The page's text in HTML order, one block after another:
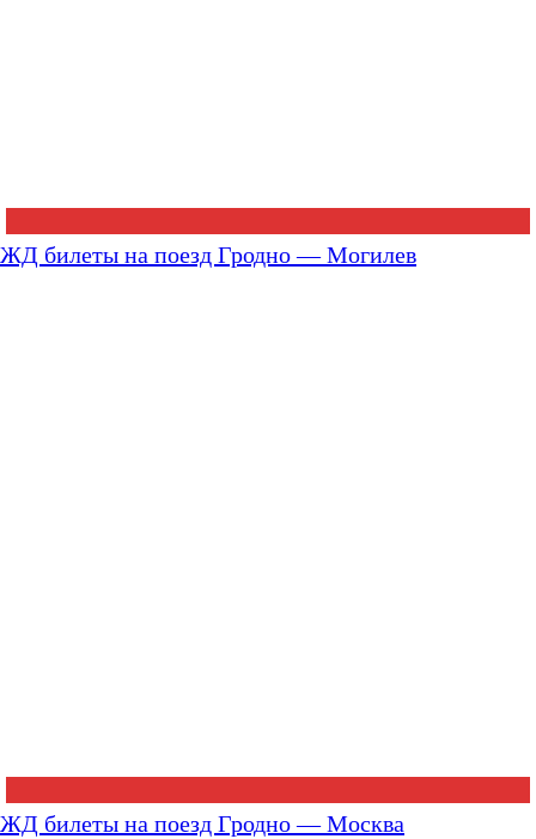
ЖД билеты на поезд Гродно — Могилев
ЖД билеты на поезд Гродно — Москва